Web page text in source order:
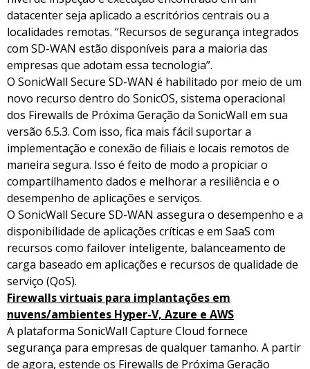
datacenter seja aplicado a escritórios centrais ou a
localidades remotas. “Recursos de segurança integrados
com SD-WAN estão disponíveis para a maioria das
empresas que adotam essa tecnologia”.
O SonicWall Secure SD-WAN é habilitado por meio de um
novo recurso dentro do SonicOS, sistema operacional
dos Firewalls de Próxima Geração da SonicWall em sua
versão 6.5.3. Com isso, fica mais fácil suportar a
implementação e conexão de filiais e locais remotos de
maneira segura. Isso é feito de modo a propiciar o
compartilhamento dados e melhorar a resiliência e o
desempenho de aplicações e serviços.
O SonicWall Secure SD-WAN assegura o desempenho e a
disponibilidade de aplicações críticas e em SaaS com
recursos como failover inteligente, balanceamento de
carga baseado em aplicações e recursos de qualidade de
serviço (QoS).
Firewalls virtuais para implantações em
nuvens/ambientes Hyper-V, Azure e AWS
A plataforma SonicWall Capture Cloud fornece
segurança para empresas de qualquer tamanho. A partir
de agora, estende os Firewalls de Próxima Geração